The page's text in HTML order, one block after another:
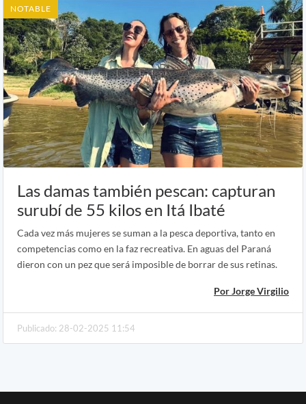
NOTABLE
Las damas también pescan: capturan
surubí de 55 kilos en Itá Ibaté
Cada vez más mujeres se suman a la pesca deportiva, tanto en
competencias como en la faz recreativa. En aguas del Paraná
dieron con un pez que será imposible de borrar de sus retinas.
Por Jorge Virgilio
Publicado: 28-02-2025 11:54